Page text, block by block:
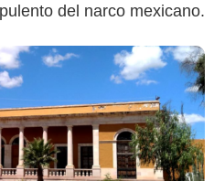
del narco mexicano.